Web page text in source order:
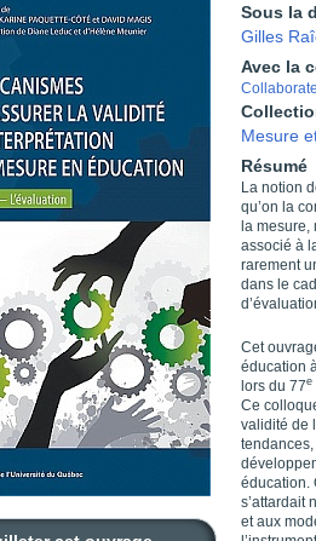
Sous la
Gilles
Avec la
Mesure
Résumé
La notion
qu’on la
la mesure,
associé à
rarement
dans le
Cet
éducation
lors du 77e
Ce
validité de
éducation.
s’attardait
et aux